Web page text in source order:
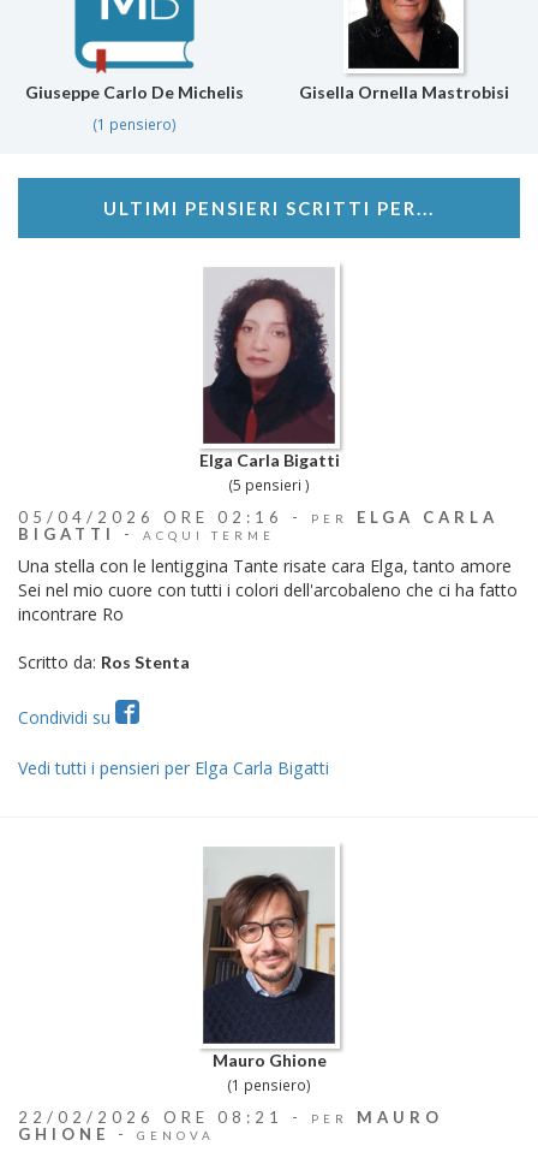
Giuseppe Carlo De Michelis
(1 pensiero)
Gisella Ornella Mastrobisi
ULTIMI PENSIERI SCRITTI PER...
Elga Carla Bigatti
(5 pensieri )
05/04/2026 ORE 02:16 - PER
ELGA CARLA
BIGATTI
- ACQUI TERME
Una stella con le lentiggina Tante risate cara Elga, tanto amore
Sei nel mio cuore con tutti i colori dell'arcobaleno che ci ha fatto
incontrare Ro
Scritto da: Ros Stenta
Condividi su
Vedi tutti i pensieri per Elga Carla Bigatti
Mauro Ghione
(1 pensiero)
22/02/2026 ORE 08:21 - PER
MAURO
GHIONE
- GENOVA